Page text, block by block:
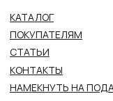
КАТАЛОГ
ПОКУПАТЕЛЯМ
СТАТЬИ
КОНТАКТЫ
ВСЕ КАТЕГОРИИ
НОВОЕ ПОСТУПЛЕНИЕ
ПРЕМИАЛЬНАЯ КОЛЛЕКЦИЯ
БЮСТГАЛЬТЕРЫ
КОРСЕТЫ